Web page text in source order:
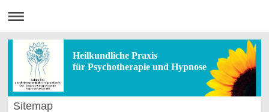
Heilkundliche Praxis
für Psychotherapie und Hypnose
Sitemap